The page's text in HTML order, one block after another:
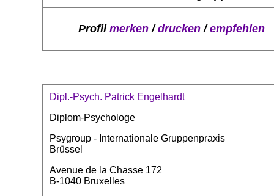
Profil merken/drucken/empfehlen
Dipl.-Psych. Patrick Engelhardt
Diplom-Psychologe
Psygroup - Internationale Gruppenpraxis
Brüssel
Avenue de la Chasse 172
B-1040 Bruxelles